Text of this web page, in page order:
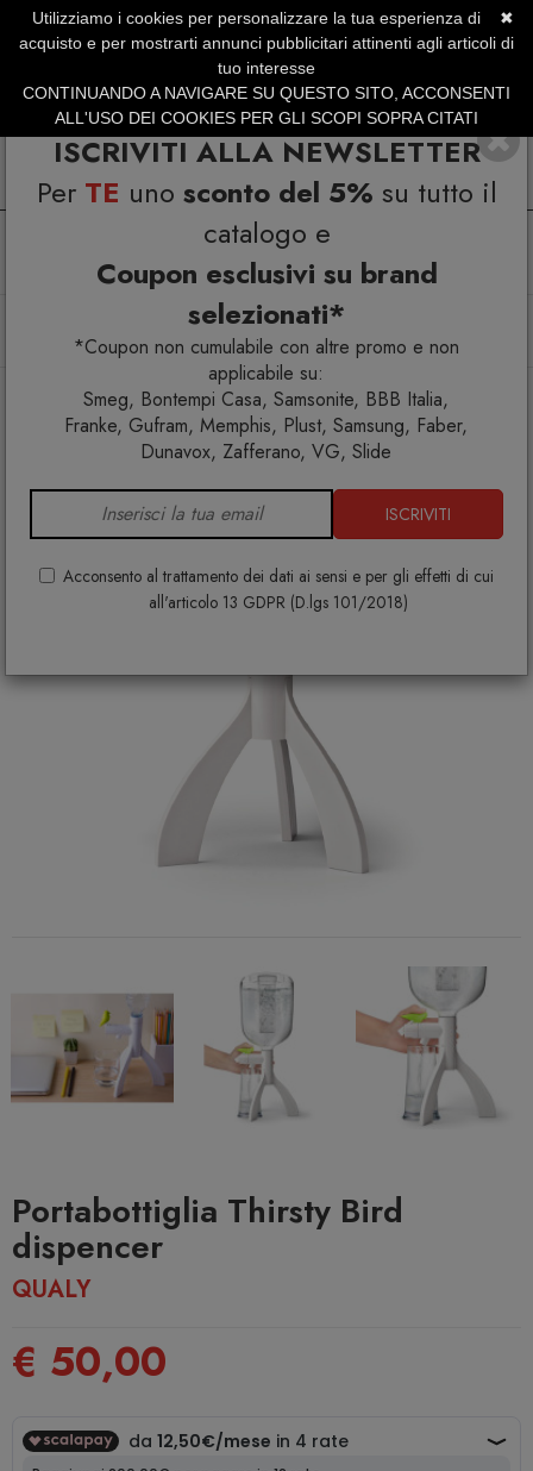
ISCRIVITI ALLA NEWSLETTER
Per TE uno sconto del 5% su tutto il
catalogo e
Coupon esclusivi su brand
selezionati*
*Coupon non cumulabile con altre promo e non
applicabile su:
Smeg, Bontempi Casa, Samsonite, BBB Italia,
Franke, Gufram, Memphis, Plust, Samsung, Faber,
Dunavox, Zafferano, VG, Slide
ISCRIVITI
Acconsento al trattamento dei dati ai sensi e per gli effetti di cui
all'articolo 13 GDPR (D.lgs 101/2018)
SERVIZIO CLIENTI +39.0773.470.562
SUMMER SALES | Fino al 31 Agosto
Cucina
Accessori Cucina
Portabottiglia Thirsty Bird dispencer
Portabottiglia Thirsty Bird
dispencer
QUALY
€ 50,00
✖
Utilizziamo i cookies per personalizzare la tua esperienza di
acquisto e per mostrarti annunci pubblicitari attinenti agli articoli di
tuo interesse
CONTINUANDO A NAVIGARE SU QUESTO SITO, ACCONSENTI
ALL'USO DEI COOKIES PER GLI SCOPI SOPRA CITATI